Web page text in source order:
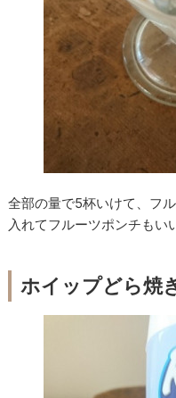
全部の量で5杯いけて、フ
入れてフルーツポンチもい
ホイップどら焼